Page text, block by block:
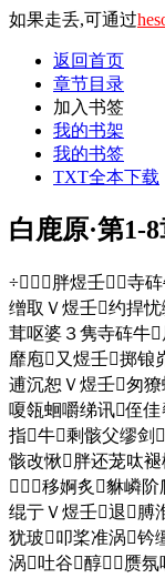
如果走丢,可通过
返回首页
章节目录
加入书签
我的书架
我的书签
TXT全本下载
白鹿原·第1-
÷胖煜壬寺
缯取Ｖ煜壬约捍
茸呕婆３隽寺砗牛
靡庖又煜壬掷锒
逋沉恕Ｖ煜壬匆
嗄瓴蛔嚼绨讯侄
指牛剩骸父缪剑
骸改愀胖还茏呔
移婀炙貅嶙
绲亍Ｖ煜壬退膊
犹玻叩桨准涡钤
涡吐谷醇赝